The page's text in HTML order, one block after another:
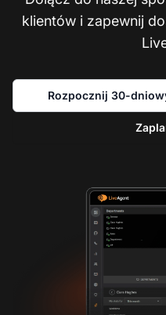
klientów i zapewnij
Rozpocznij 30-